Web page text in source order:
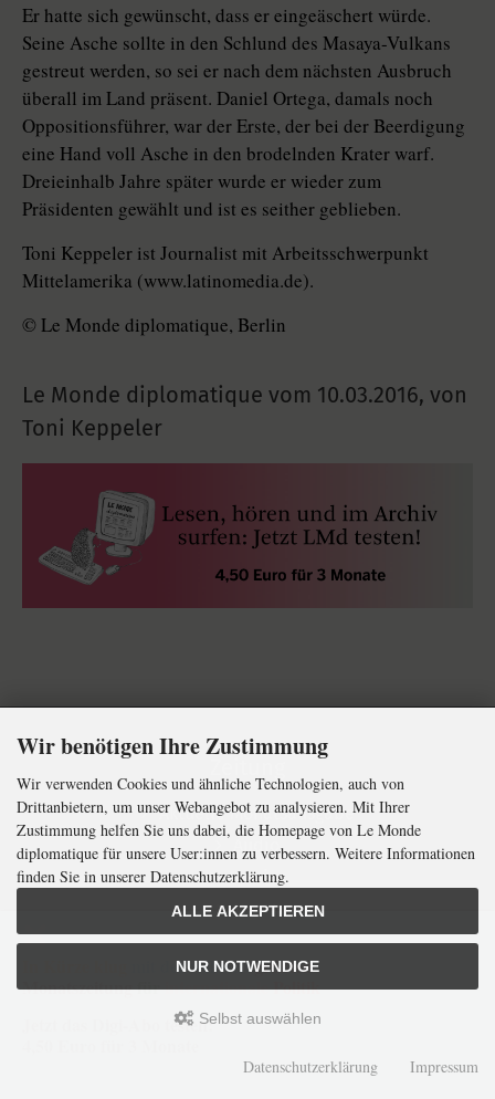
Er hatte sich gewünscht, dass er eingeäschert würde.
Seine Asche sollte in den Schlund des Masaya-Vulkans
gestreut werden, so sei er nach dem nächsten Ausbruch
überall im Land präsent. Daniel Ortega, damals noch
Oppositionsführer, war der Erste, der bei der Beerdigung
eine Hand voll Asche in den brodelnden Krater warf.
Dreieinhalb Jahre später wurde er wieder zum
Präsidenten gewählt und ist es seither geblieben.
Toni Keppeler ist Journalist mit Arbeitsschwerpunkt
Mittelamerika (www.latinomedia.de).
© Le Monde diplomatique, Berlin
Le Monde diplomatique vom 10.03.2016, von
Toni Keppeler
mit der weltweitgrößten
MonatszeitungfürinternationalePolitik
Jetzt das Digi-Abo testen:
Aktuelle Monatsausgabe
Comics
Kunst
Zeitungsabo
Erscheinungstermine
Digitale Formate
Wir benötigen Ihre Zustimmung
Wir verwenden Cookies und ähnliche Technologien, auch von
Drittanbietern, um unser Webangebot zu analysieren. Mit Ihrer
Zustimmung helfen Sie uns dabei, die Homepage von Le Monde
diplomatique für unsere User:innen zu verbessern. Weitere Informationen
finden Sie in unserer Datenschutzerklärung.
ALLE AKZEPTIEREN
NUR NOTWENDIGE
Selbst auswählen
Datenschutzerklärung Impressum